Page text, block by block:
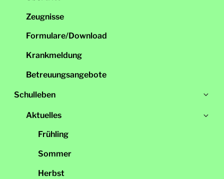
Zeugnisse
Formulare/Download
Krankmeldung
Betreuungsangebote
Schulleben
Aktuelles
Frühling
Sommer
Herbst